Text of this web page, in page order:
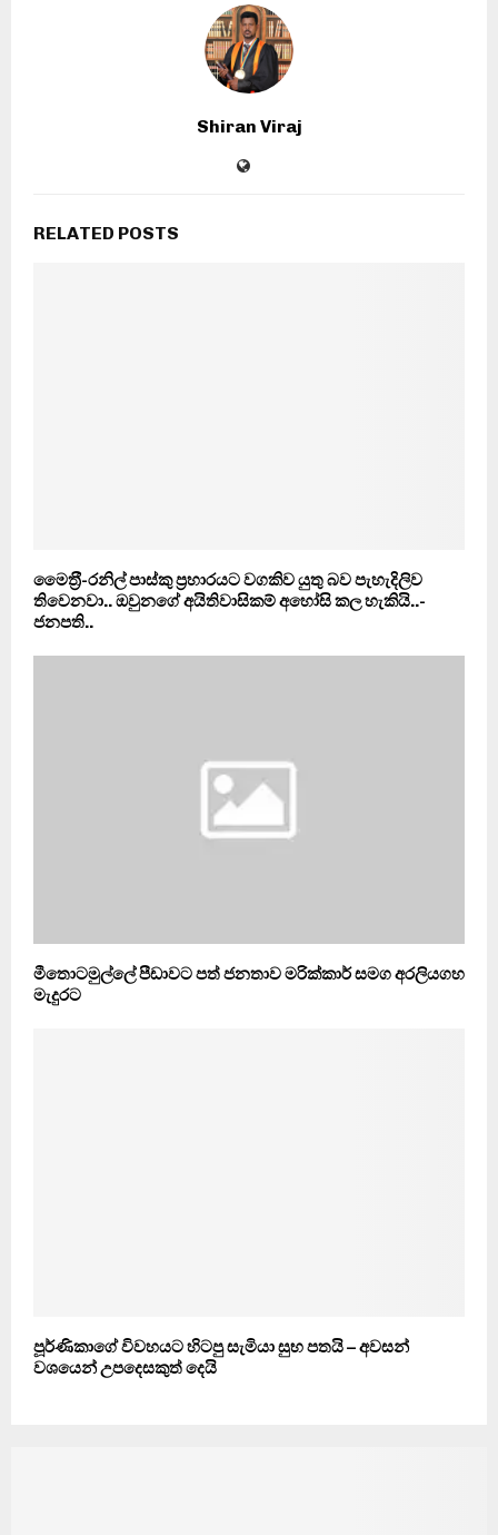
Shiran Viraj
RELATED POSTS
මෛත‍්‍රී-රනිල් පාස්කු ප‍්‍රහාරයට වගකිව යුතු බව පැහැදිලිව
තිවෙනවා.. ඔවුනගේ අයිතිවාසිකම් අහෝසි කල හැකියි..-
ජනපති..
මීතොටමුල්ලේ පීඩාවට පත් ජනතාව මරික්කාර් සමග අරලියගහ
මැදුරට
පූර්ණිකාගේ විවහයට හිටපු සැමියා සුභ පතයි – අවසන්
වශයෙන් උපදෙසකුත් දෙයි